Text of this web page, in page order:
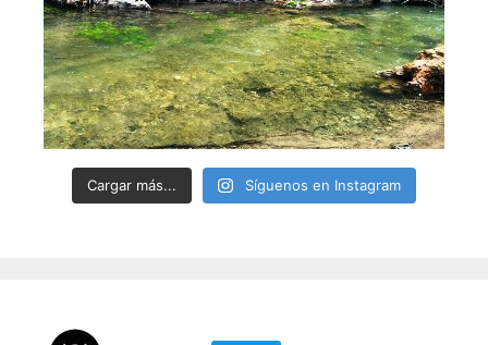
Cargar más... Síguenos en Instagram